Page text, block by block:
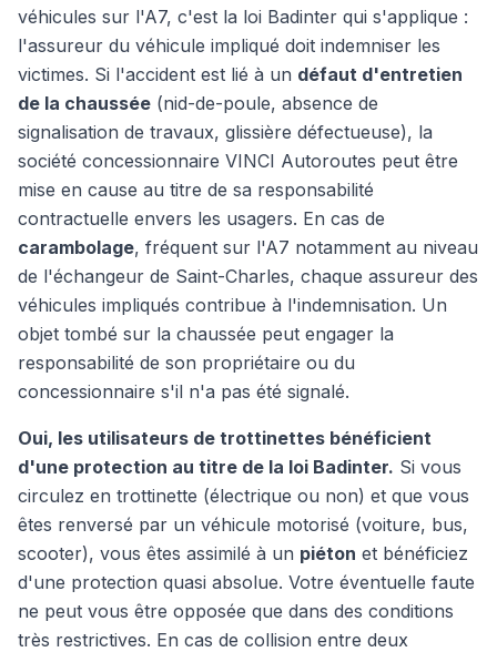
véhicules sur l'A7, c'est la loi Badinter qui s'applique :
l'assureur du véhicule impliqué doit indemniser les
victimes. Si l'accident est lié à un défaut d'entretien
de la chaussée (nid-de-poule, absence de
signalisation de travaux, glissière défectueuse), la
société concessionnaire VINCI Autoroutes peut être
mise en cause au titre de sa responsabilité
contractuelle envers les usagers. En cas de
carambolage, fréquent sur l'A7 notamment au niveau
de l'échangeur de Saint-Charles, chaque assureur des
véhicules impliqués contribue à l'indemnisation. Un
objet tombé sur la chaussée peut engager la
responsabilité de son propriétaire ou du
concessionnaire s'il n'a pas été signalé.
Oui, les utilisateurs de trottinettes bénéficient
d'une protection au titre de la loi Badinter. Si vous
circulez en trottinette (électrique ou non) et que vous
êtes renversé par un véhicule motorisé (voiture, bus,
scooter), vous êtes assimilé à un piéton et bénéficiez
d'une protection quasi absolue. Votre éventuelle faute
ne peut vous être opposée que dans des conditions
très restrictives. En cas de collision entre deux